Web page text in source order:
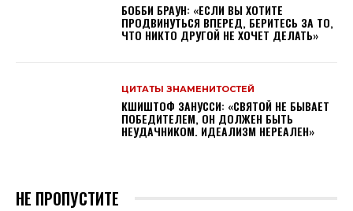
БОББИ БРАУН: «ЕСЛИ ВЫ ХОТИТЕ
ПРОДВИНУТЬСЯ ВПЕРЕД, БЕРИТЕСЬ ЗА ТО,
ЧТО НИКТО ДРУГОЙ НЕ ХОЧЕТ ДЕЛАТЬ»
ЦИТАТЫ ЗНАМЕНИТОСТЕЙ
КШИШТОФ ЗАНУССИ: «CВЯТОЙ НЕ БЫВАЕТ
ПОБЕДИТЕЛЕМ, ОН ДОЛЖЕН БЫТЬ
НЕУДАЧНИКОМ. ИДЕАЛИЗМ НЕРЕАЛЕН»
НЕ ПРОПУСТИТЕ